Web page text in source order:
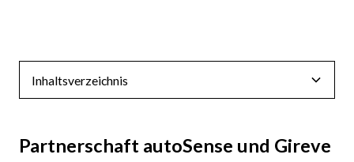
Inhaltsverzeichnis
Partnerschaft autoSense und Gireve